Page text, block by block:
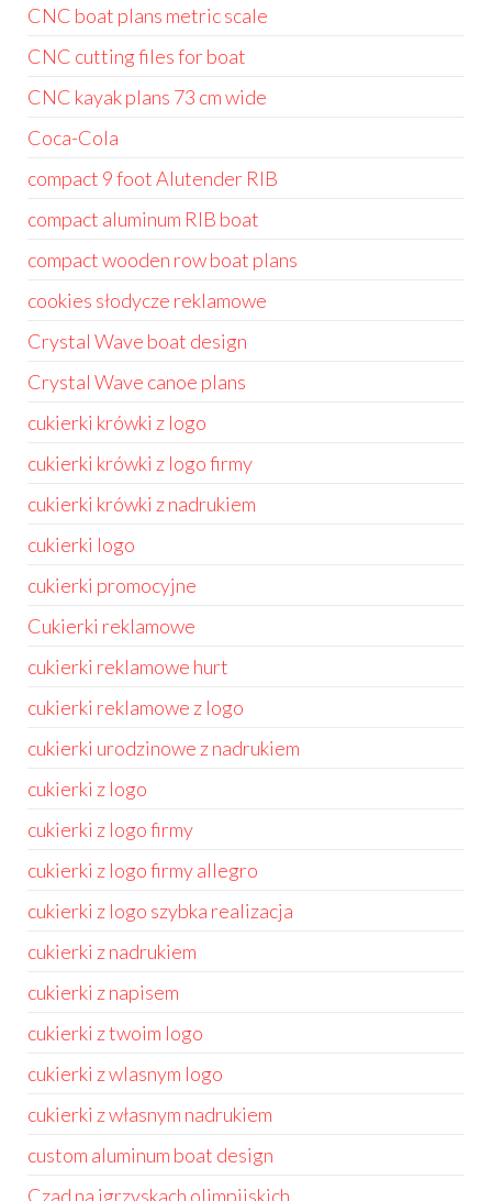
CNC boat plans metric scale
CNC cutting files for boat
CNC kayak plans 73 cm wide
Coca-Cola
compact 9 foot Alutender RIB
compact aluminum RIB boat
compact wooden row boat plans
cookies słodycze reklamowe
Crystal Wave boat design
Crystal Wave canoe plans
cukierki krówki z logo
cukierki krówki z logo firmy
cukierki krówki z nadrukiem
cukierki logo
cukierki promocyjne
Cukierki reklamowe
cukierki reklamowe hurt
cukierki reklamowe z logo
cukierki urodzinowe z nadrukiem
cukierki z logo
cukierki z logo firmy
cukierki z logo firmy allegro
cukierki z logo szybka realizacja
cukierki z nadrukiem
cukierki z napisem
cukierki z twoim logo
cukierki z wlasnym logo
cukierki z własnym nadrukiem
custom aluminum boat design
Czad na igrzyskach olimpijskich